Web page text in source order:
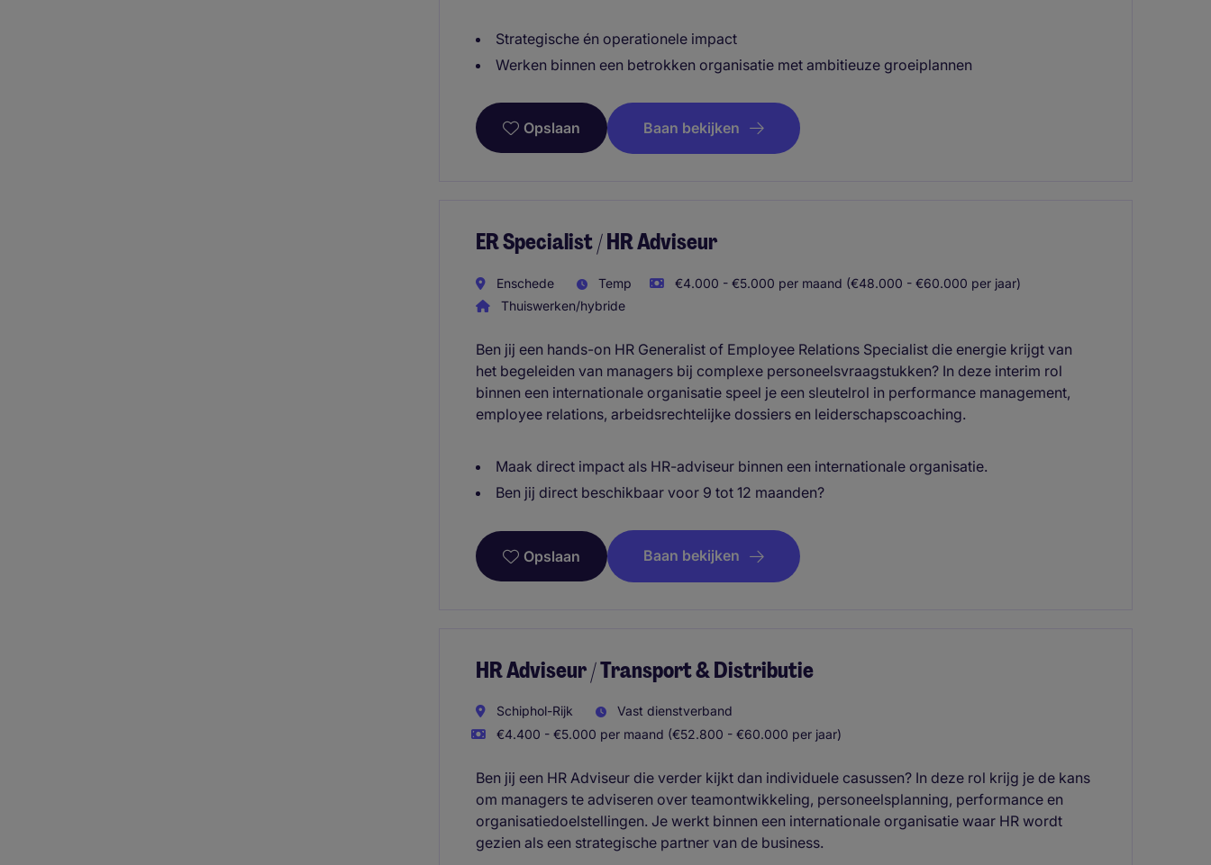
Strategische én operationele impact
Werken binnen een betrokken organisatie met ambitieuze groeiplannen
Opslaan Baan bekijken
ER Specialist / HR Adviseur
Enschede Temp
€4.000 - €5.000 per maand (€48.000 - €60.000 per jaar)
Thuiswerken/hybride
Ben jij een hands-on HR Generalist of Employee Relations Specialist die energie krijgt van
het begeleiden van managers bij complexe personeelsvraagstukken? In deze interim rol
binnen een internationale organisatie speel je een sleutelrol in performance management,
employee relations, arbeidsrechtelijke dossiers en leiderschapscoaching.
Maak direct impact als HR-adviseur binnen een internationale organisatie.
Ben jij direct beschikbaar voor 9 tot 12 maanden?
Opslaan Baan bekijken
HR Adviseur / Transport & Distributie
Schiphol-Rijk
Vast dienstverband
€4.400 - €5.000 per maand (€52.800 - €60.000 per jaar)
Ben jij een HR Adviseur die verder kijkt dan individuele casussen? In deze rol krijg je de kans
om managers te adviseren over teamontwikkeling, personeelsplanning, performance en
organisatiedoelstellingen. Je werkt binnen een internationale organisatie waar HR wordt
gezien als een strategische partner van de business.